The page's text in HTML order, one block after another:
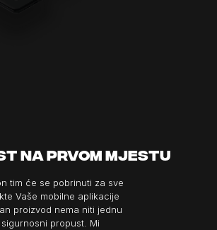
na prvom mjestu
tim će se pobrinuti za sve
Vaše mobilne aplikacije
proizvod nema niti jednu
propust. Mi